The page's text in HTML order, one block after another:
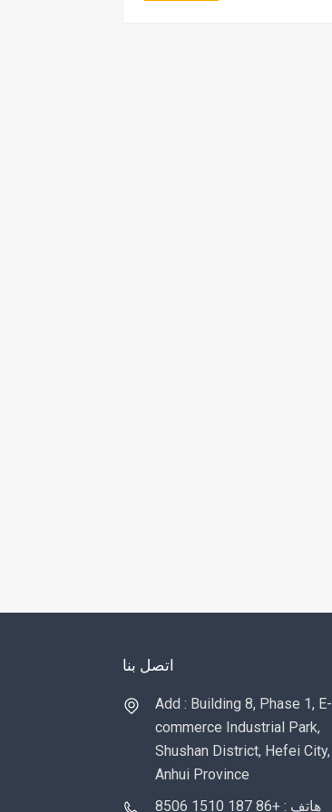
اتصل بنا
Add : Building 8, Phase 1, E-
commerce Industrial Park,
Shushan District, Hefei City,
Anhui Province
هاتف : +86 187 1510 8506